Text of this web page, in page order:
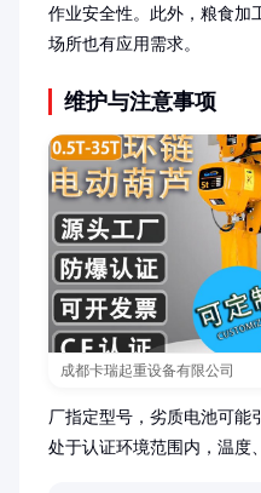
作业安全性。此外，粮食加
场所也有应用需求。
维护与注意事项
成都卡瑞起重设备有限公司
厂指定型号，劣质电池可能
处于认证环境范围内，温度